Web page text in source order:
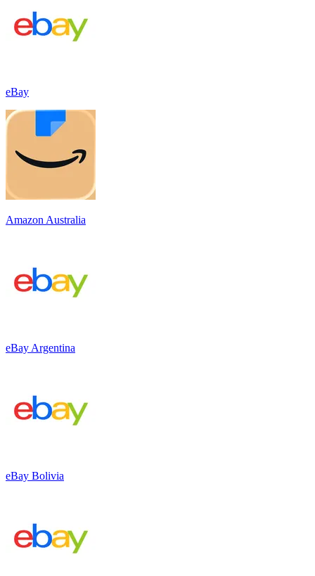
eBay
Amazon Australia
eBay Argentina
eBay Bolivia